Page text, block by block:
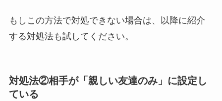
もしこの方法で対処できない場合は、以降に紹介
する対処法も試してください。
対処法②相手が「親しい友達のみ」に設定し
ている